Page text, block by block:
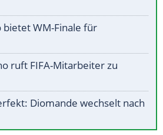
WM-Finale für
ruft FIFA-Mitarbeiter zu
Diomande wechselt nach